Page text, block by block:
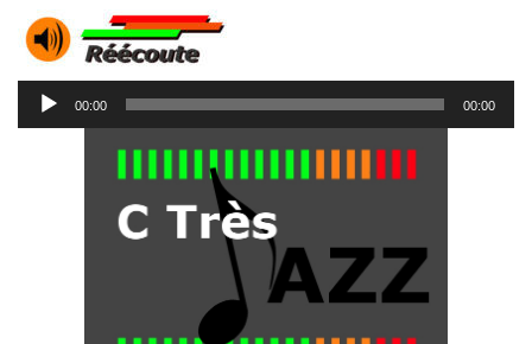
Lecteur
audio
00:00 00:00